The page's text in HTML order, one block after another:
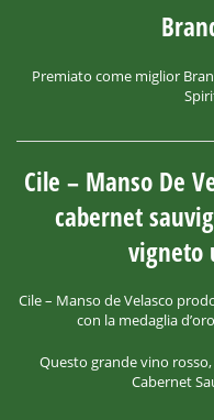
Premiato come miglior
Cile – Manso De
cabernet
vigneto
Cile – Manso de Velasco
con la medaglia
Questo grande vino
Cabernet